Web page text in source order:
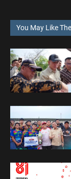
You May Like